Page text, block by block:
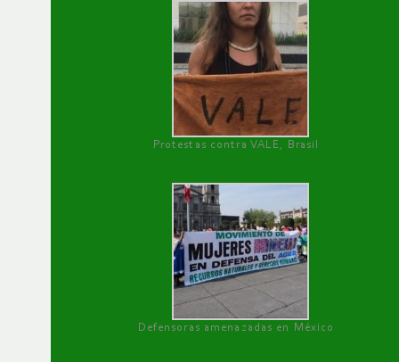
Protestas contra VALE, Brasil
Defensoras amenazadas en México